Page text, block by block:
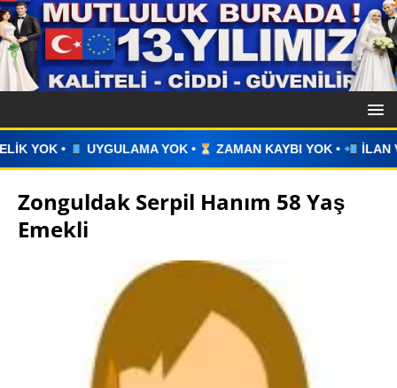
YOK • ZAMAN KAYBI YOK • İLAN VERİN • WHATSAPP
Zonguldak Serpil Hanım 58 Yaş
Emekli